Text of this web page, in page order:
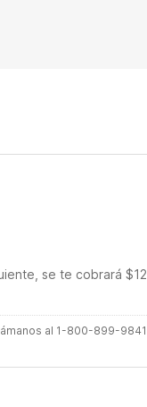
se te cobrará
al 1-800-899-